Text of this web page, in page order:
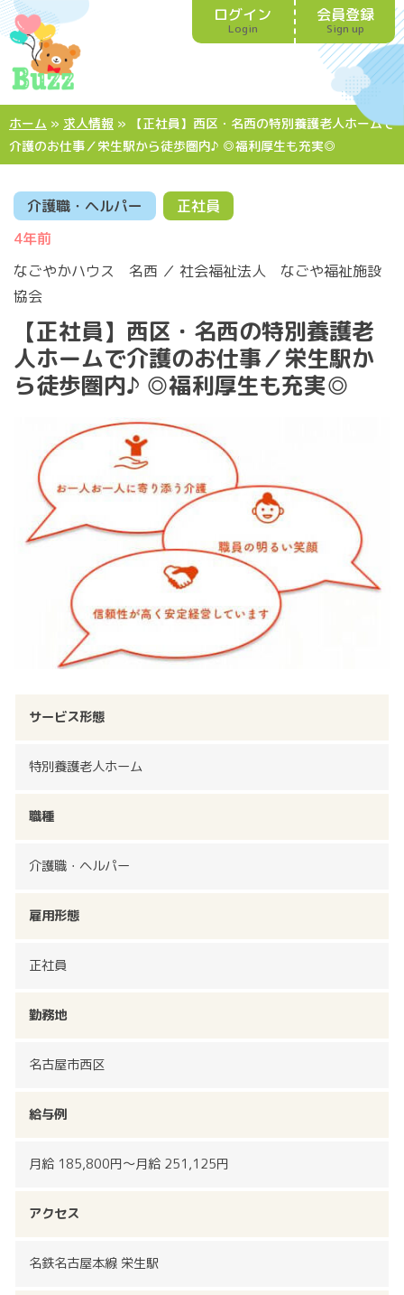
ログイン
Login
会員登録
Sign up
ホーム » 求人情報 »
【正社員】西区・名西の特別養護老人ホームで
介護のお仕事／栄生駅から徒歩圏内♪ ◎福利厚生も充実◎
介護職・ヘルパー
正社員
4年前
なごやかハウス 名西 ／ 社会福祉法人 なごや福祉施設
協会
【正社員】西区・名西の特別養護老
人ホームで介護のお仕事／栄生駅か
ら徒歩圏内♪ ◎福利厚生も充実◎
サービス形態
特別養護老人ホーム
職種
介護職・ヘルパー
雇用形態
正社員
勤務地
名古屋市西区
給与例
月給 185,800円～月給 251,125円
アクセス
名鉄名古屋本線 栄生駅